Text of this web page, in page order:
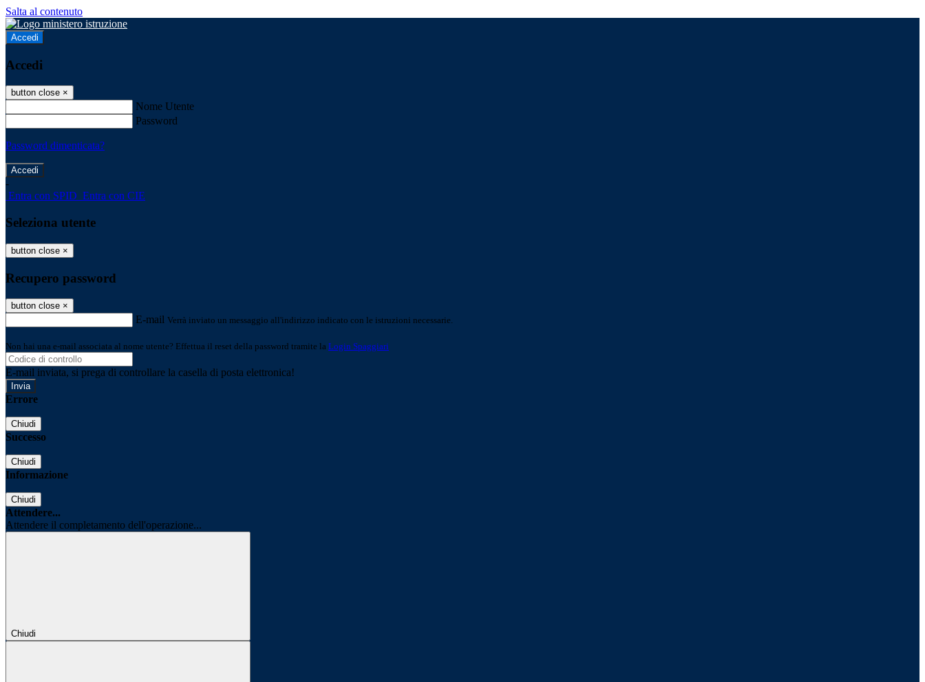
Salta al contenuto
Accedi
Accedi
button close ×
Nome Utente
Password
Password dimenticata?
-
Entra con SPID Entra con CIE
Seleziona utente
button close ×
Recupero password
button close ×
E-mail Verrà inviato un messaggio all'indirizzo indicato con le istruzioni necessarie.
Non hai una e-mail associata al nome utente? Effettua il reset della password tramite la Login Spaggiari
E-mail inviata, si prega di controllare la casella di posta elettronica!
Errore
Chiudi
Successo
Chiudi
Informazione
Chiudi
Attendere...
Attendere il completamento dell'operazione...
Chiudi